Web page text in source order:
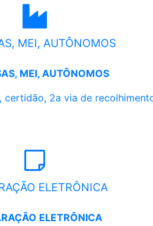
MEI, AUTÔNOMOS
MEI, AUTÔNOMOS
2a via de
ELETRÔNICA
ELETRÔNICA